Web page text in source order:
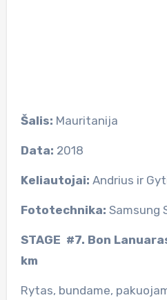
Šalis: Mauritanija
Data: 2018
Keliautojai: Andrius ir
Fototechnika: Samsung
STAGE #7. Bon
km
Rytas, bundame,